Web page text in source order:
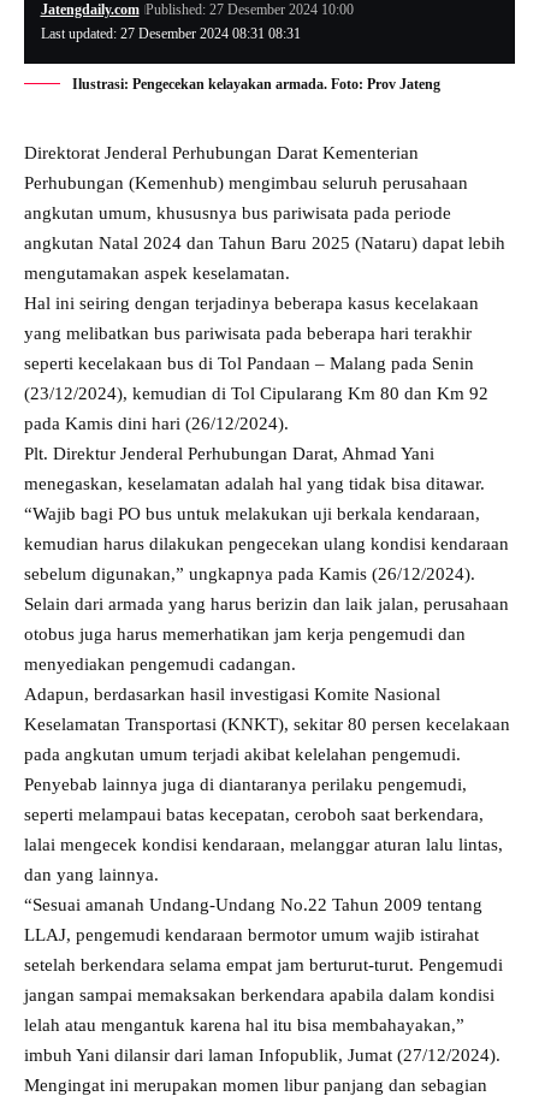
Last updated: 27 Desember 2024 08:31 08:31
Jatengdaily.com Published: 27 Desember 2024 10:00
Ilustrasi: Pengecekan kelayakan armada. Foto: Prov Jateng
Direktorat Jenderal Perhubungan Darat Kementerian
Perhubungan (Kemenhub) mengimbau seluruh perusahaan
angkutan umum, khususnya bus pariwisata pada periode
angkutan Natal 2024 dan Tahun Baru 2025 (Nataru) dapat lebih
mengutamakan aspek keselamatan.
Hal ini seiring dengan terjadinya beberapa kasus kecelakaan
yang melibatkan bus pariwisata pada beberapa hari terakhir
seperti kecelakaan bus di Tol Pandaan – Malang pada Senin
(23/12/2024), kemudian di Tol Cipularang Km 80 dan Km 92
pada Kamis dini hari (26/12/2024).
Plt. Direktur Jenderal Perhubungan Darat, Ahmad Yani
menegaskan, keselamatan adalah hal yang tidak bisa ditawar.
“Wajib bagi PO bus untuk melakukan uji berkala kendaraan,
kemudian harus dilakukan pengecekan ulang kondisi kendaraan
sebelum digunakan,” ungkapnya pada Kamis (26/12/2024).
Selain dari armada yang harus berizin dan laik jalan, perusahaan
otobus juga harus memerhatikan jam kerja pengemudi dan
menyediakan pengemudi cadangan.
Adapun, berdasarkan hasil investigasi Komite Nasional
Keselamatan Transportasi (KNKT), sekitar 80 persen kecelakaan
pada angkutan umum terjadi akibat kelelahan pengemudi.
Penyebab lainnya juga di diantaranya perilaku pengemudi,
seperti melampaui batas kecepatan, ceroboh saat berkendara,
lalai mengecek kondisi kendaraan, melanggar aturan lalu lintas,
dan yang lainnya.
“Sesuai amanah Undang-Undang No.22 Tahun 2009 tentang
LLAJ, pengemudi kendaraan bermotor umum wajib istirahat
setelah berkendara selama empat jam berturut-turut. Pengemudi
jangan sampai memaksakan berkendara apabila dalam kondisi
lelah atau mengantuk karena hal itu bisa membahayakan,”
imbuh Yani dilansir dari laman Infopublik, Jumat (27/12/2024).
Mengingat ini merupakan momen libur panjang dan sebagian